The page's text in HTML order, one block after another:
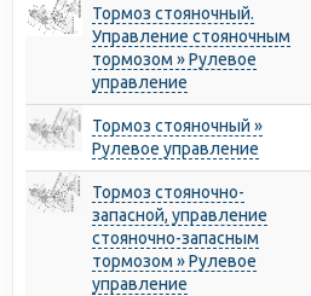
Тормоз стояночный.
Управление стояночным
тормозом » Рулевое
управление
Тормоз стояночный »
Рулевое управление
Тормоз стояночно-
запасной, управление
стояночно-запасным
тормозом » Рулевое
управление